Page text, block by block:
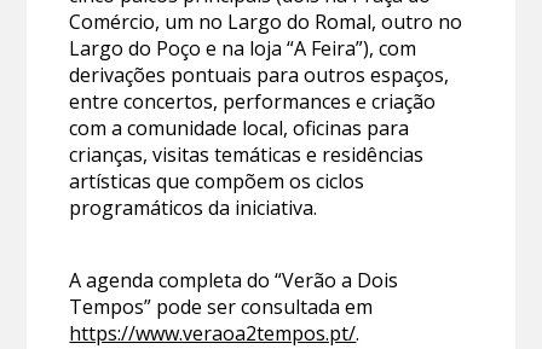
Comércio, um no Largo do Romal, outro no
Largo do Poço e na loja “A Feira”), com
derivações pontuais para outros espaços,
entre concertos, performances e criação
com a comunidade local, oficinas para
crianças, visitas temáticas e residências
artísticas que compõem os ciclos
programáticos da iniciativa.
A agenda completa do “Verão a Dois
Tempos” pode ser consultada em
https://www.veraoa2tempos.pt/.